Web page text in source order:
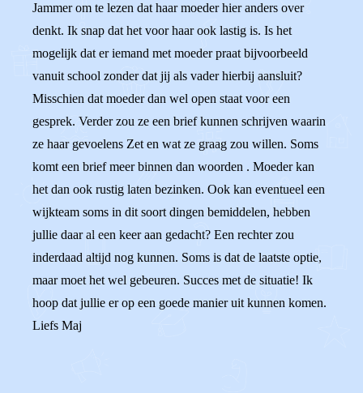
Jammer om te lezen dat haar moeder hier anders over
denkt. Ik snap dat het voor haar ook lastig is. Is het
mogelijk dat er iemand met moeder praat bijvoorbeeld
vanuit school zonder dat jij als vader hierbij aansluit?
Misschien dat moeder dan wel open staat voor een
gesprek. Verder zou ze een brief kunnen schrijven waarin
ze haar gevoelens Zet en wat ze graag zou willen. Soms
komt een brief meer binnen dan woorden . Moeder kan
het dan ook rustig laten bezinken. Ook kan eventueel een
wijkteam soms in dit soort dingen bemiddelen, hebben
jullie daar al een keer aan gedacht? Een rechter zou
inderdaad altijd nog kunnen. Soms is dat de laatste optie,
maar moet het wel gebeuren. Succes met de situatie! Ik
hoop dat jullie er op een goede manier uit kunnen komen.
Liefs Maj